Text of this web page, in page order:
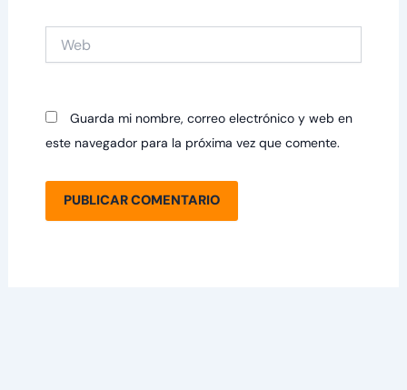
Guarda mi nombre, correo electrónico y web en
este navegador para la próxima vez que comente.